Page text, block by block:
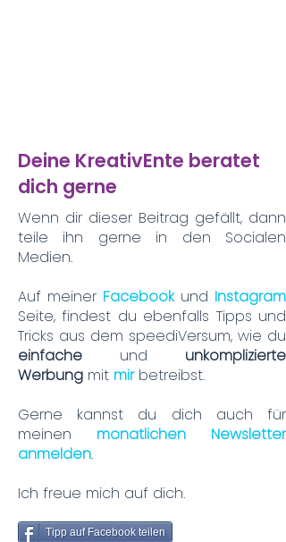
Deine KreativEnte beratet
dich gerne
Wenn dir dieser Beitrag gefällt, dann
teile ihn gerne in den Socialen
Medien.
Auf meiner Facebook und Instagram
Seite, findest du ebenfalls Tipps und
Tricks aus dem speediVersum, wie du
einfache und unkomplizierte
Werbung mit mir betreibst.
Gerne kannst du dich auch für
meinen monatlichen Newsletter
anmelden.
Ich freue mich auf dich.
Tipp auf Facebook teilen